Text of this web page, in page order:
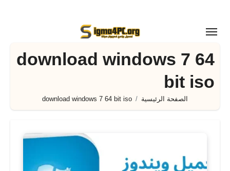
المحتوى
download windows 7 64
bit iso
الصفحة الرئيسية download windows 7 64 bit iso